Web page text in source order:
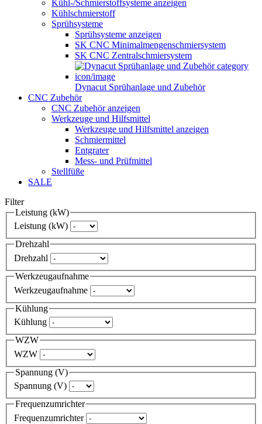
Kühl-/Schmierstoffsysteme anzeigen
Kühlschmierstoff
Sprühsysteme
Sprühsysteme anzeigen
SK CNC Minimalmengenschmiersystem
SK CNC Zentralschmiersystem
Dynacut Sprühanlage und Zubehör
CNC Zubehör
CNC Zubehör anzeigen
Werkzeuge und Hilfsmittel
Werkzeuge und Hilfsmittel anzeigen
Schmiermittel
Entgrater
Mess- und Prüfmittel
Stellfüße
SALE
Filter
Leistung (kW)
Leistung (kW)
Drehzahl
Drehzahl
Werkzeugaufnahme
Werkzeugaufnahme
Kühlung
Kühlung
WZW
WZW
Spannung (V)
Spannung (V)
Frequenzumrichter
Frequenzumrichter